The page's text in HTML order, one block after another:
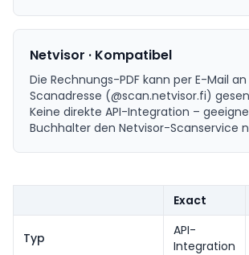
Netvisor · Kompatibel
Die Rechnungs-PDF kann per E-Mail
Scanadresse (@scan.netvisor.fi)
Keine direkte API-Integration –
Buchhalter den Netvisor-Scanservice
Exact
Typ
API-
Integration